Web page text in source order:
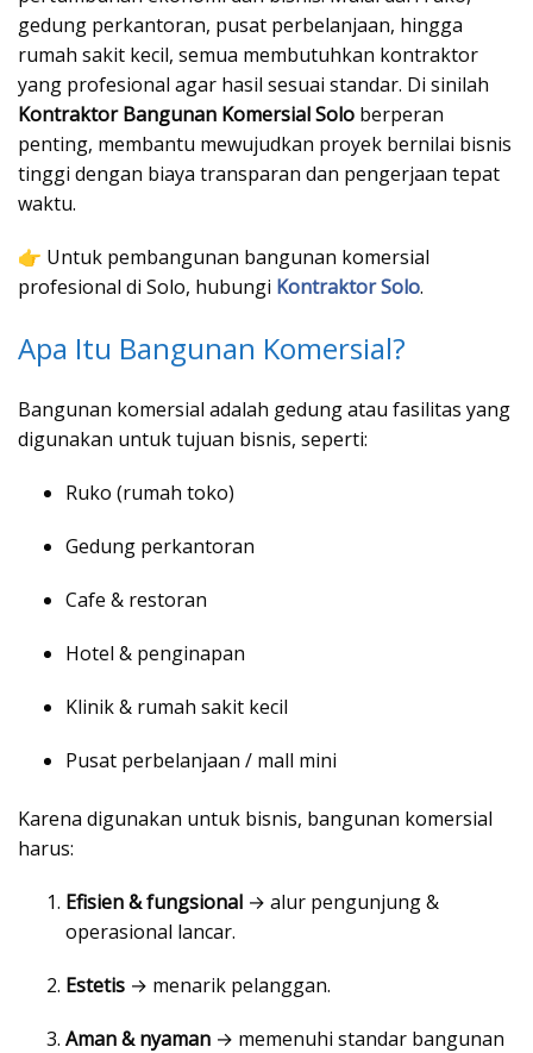
gedung perkantoran, pusat perbelanjaan, hingga
rumah sakit kecil, semua membutuhkan kontraktor
yang profesional agar hasil sesuai standar. Di sinilah
Kontraktor Bangunan Komersial Solo berperan
penting, membantu mewujudkan proyek bernilai bisnis
tinggi dengan biaya transparan dan pengerjaan tepat
waktu.
👉 Untuk pembangunan bangunan komersial
profesional di Solo, hubungi Kontraktor Solo.
Apa Itu Bangunan Komersial?
Bangunan komersial adalah gedung atau fasilitas yang
digunakan untuk tujuan bisnis, seperti:
Ruko (rumah toko)
Gedung perkantoran
Cafe & restoran
Hotel & penginapan
Klinik & rumah sakit kecil
Pusat perbelanjaan / mall mini
Karena digunakan untuk bisnis, bangunan komersial
harus:
Efisien & fungsional → alur pengunjung &
operasional lancar.
Estetis → menarik pelanggan.
Aman & nyaman → memenuhi standar bangunan